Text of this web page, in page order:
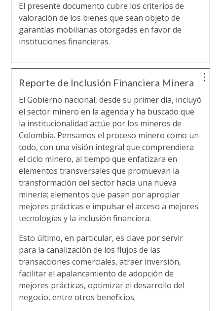
El presente documento cubre los criterios de
valoración de los bienes que sean objeto de
garantías mobiliarias otorgadas en favor de
instituciones financieras.
Reporte de Inclusión Financiera Minera
El Gobierno nacional, desde su primer día, incluyó
el sector minero en la agenda y ha buscado que
la institucionalidad actúe por los mineros de
Colombia. Pensamos el proceso minero como un
todo, con una visión integral que comprendiera
el ciclo minero, al tiempo que enfatizara en
elementos transversales que promuevan la
transformación del sector hacia una nueva
minería; elementos que pasan por apropiar
mejores prácticas e impulsar el acceso a mejores
tecnologías y la inclusión financiera.
Esto último, en particular, es clave por servir
para la canalización de los flujos de las
transacciones comerciales, atraer inversión,
facilitar el apalancamiento de adopción de
mejores prácticas, optimizar el desarrollo del
negocio, entre otros beneficios.